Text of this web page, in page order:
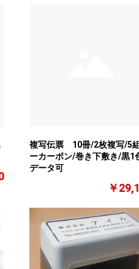
複写伝票 10冊/2枚複写/5
ーカーボン/巻き下敷き/黒1
データ可
￥